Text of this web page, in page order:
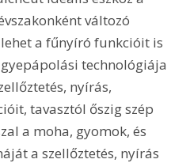
változó
a fűnyíró funkcióit is
technológiája
nyírás,
tavasztól őszig szép
a moha, gyomok, és
a szellőztetés, nyírás